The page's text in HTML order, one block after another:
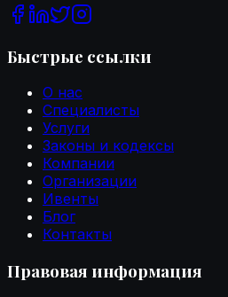
Быстрые ссылки
О нас
Специалисты
Услуги
Законы и кодексы
Компании
Организации
Ивенты
Блог
Контакты
Правовая информация